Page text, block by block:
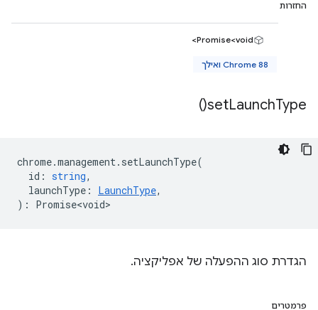
החזרות
Promise<void>
Chrome 88 ואילך
setLaunchType(
)
chrome.management. setLaunchType(
id : string,
launchType : LaunchType,
) : Promise<void>
הגדרת סוג ההפעלה של אפליקציה.
פרמטרים